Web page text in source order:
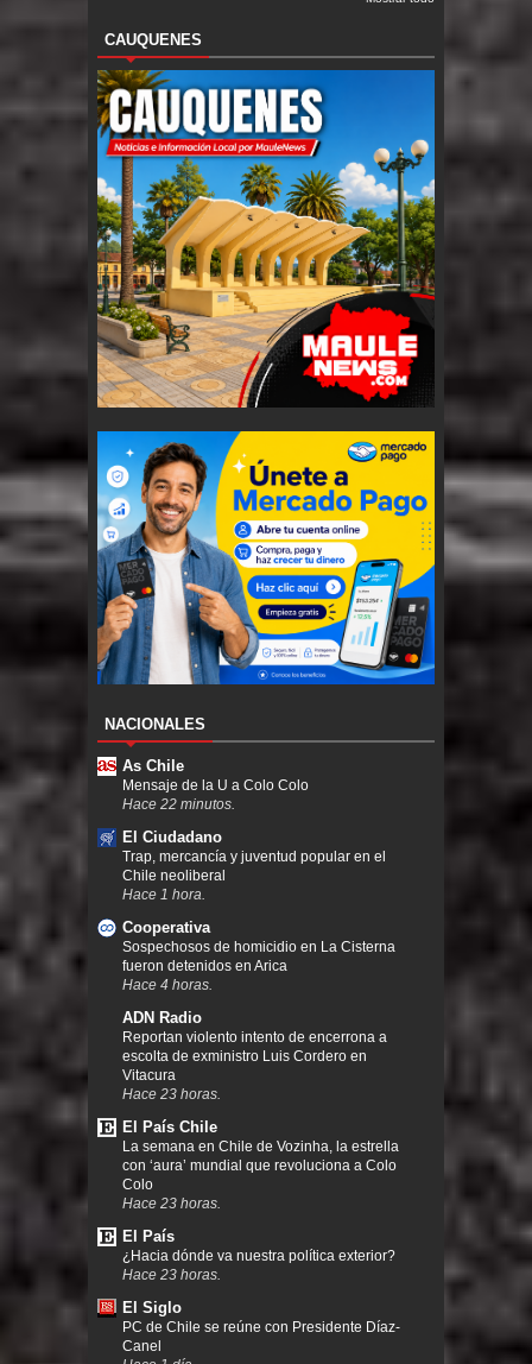
CAUQUENES
NACIONALES
As Chile
Mensaje de la U a Colo Colo
Hace 22 minutos.
El Ciudadano
Trap, mercancía y juventud popular en el
Chile neoliberal
Hace 1 hora.
Cooperativa
Sospechosos de homicidio en La Cisterna
fueron detenidos en Arica
Hace 4 horas.
ADN Radio
Reportan violento intento de encerrona a
escolta de exministro Luis Cordero en
Vitacura
Hace 23 horas.
El País Chile
La semana en Chile de Vozinha, la estrella
con ‘aura’ mundial que revoluciona a Colo
Colo
Hace 23 horas.
El País
¿Hacia dónde va nuestra política exterior?
Hace 23 horas.
El Siglo
PC de Chile se reúne con Presidente Díaz-
Canel